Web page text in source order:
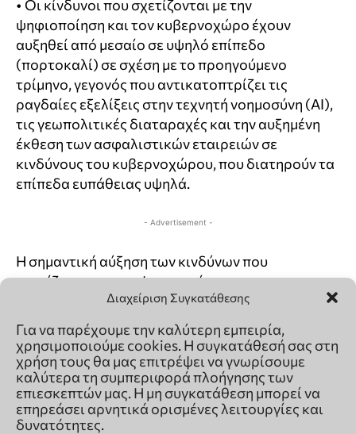
Διαχείριση Συγκατάθεσης
Για να παρέχουμε την καλύτερη εμπειρία,
χρησιμοποιούμε cookies. Η συγκατάθεσή σας στη
χρήση τους θα μας επιτρέψει να γνωρίσουμε
καλύτερα τη συμπεριφορά πλοήγησης των
επιεσκεπτών μας. Η μη συγκατάθεση μπορεί να
επηρεάσει αρνητικά ορισμένες λειτουργίες και
δυνατότητες.